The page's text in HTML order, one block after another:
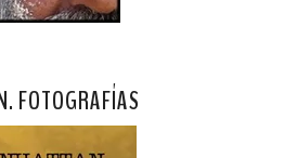
FOTOGRAFÍAS